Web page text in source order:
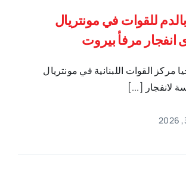
للقوات في مونتريال
انفجار مرفأ بيروت
مركز القوات اللبنانية في مونتريال
لانفجار [...]